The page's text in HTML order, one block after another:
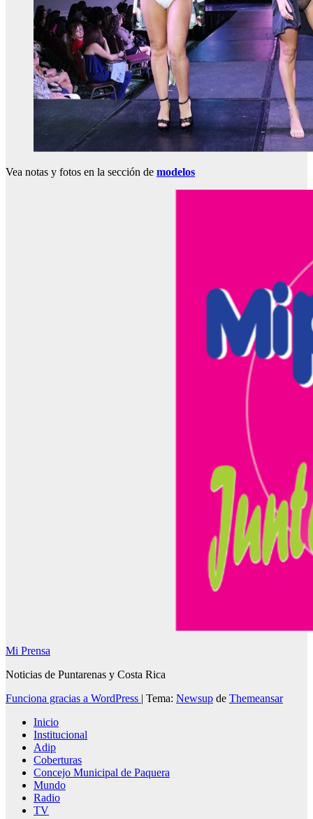
Vea notas y fotos en la sección de modelos
Mi Prensa
Noticias de Puntarenas y Costa Rica
Funciona gracias a WordPress | Tema: Newsup de Themeansar
Inicio
Institucional
Adip
Coberturas
Concejo Municipal de Paquera
Mundo
Radio
TV